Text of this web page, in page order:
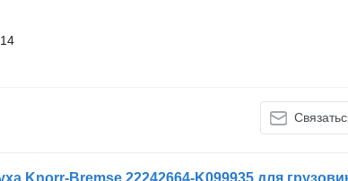
Knorr-Bremse 22242664-K099935 для